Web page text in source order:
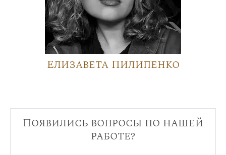
Елизавета Пилипенко
Появились вопросы по нашей
работе?